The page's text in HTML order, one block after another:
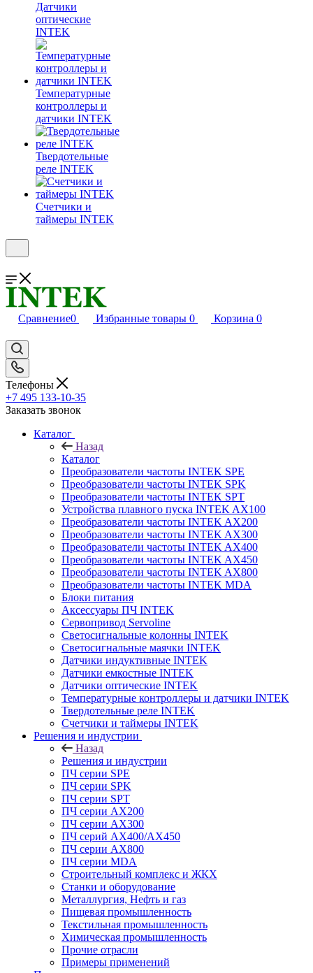
Датчики
оптические
INTEK
Температурные
контроллеры и
датчики INTEK
Твердотельные
реле INTEK
Счетчики и
таймеры INTEK
Сравнение0 Избранные товары 0 Корзина 0
Телефоны
+7 495 133-10-35
Заказать звонок
Каталог
Назад
Каталог
Преобразователи частоты INTEK SPE
Преобразователи частоты INTEK SPK
Преобразователи частоты INTEK SPT
Устройства плавного пуска INTEK AX100
Преобразователи частоты INTEK AX200
Преобразователи частоты INTEK AX300
Преобразователи частоты INTEK AX400
Преобразователи частоты INTEK AX450
Преобразователи частоты INTEK AX800
Преобразователи частоты INTEK MDA
Блоки питания
Аксессуары ПЧ INTEK
Сервопривод Servoline
Светосигнальные колонны INTEK
Светосигнальные маячки INTEK
Датчики индуктивные INTEK
Датчики емкостные INTEK
Датчики оптические INTEK
Температурные контроллеры и датчики INTEK
Твердотельные реле INTEK
Счетчики и таймеры INTEK
Решения и индустрии
Назад
Решения и индустрии
ПЧ серии SPE
ПЧ серии SPK
ПЧ серии SPT
ПЧ серии AX200
ПЧ серии AX300
ПЧ серий AX400/AX450
ПЧ серии AX800
ПЧ серии MDA
Строительный комплекс и ЖКХ
Станки и оборудование
Металлургия, Нефть и газ
Пищевая промышленность
Текстильная промышленность
Химическая промышленность
Прочие отрасли
Примеры применений